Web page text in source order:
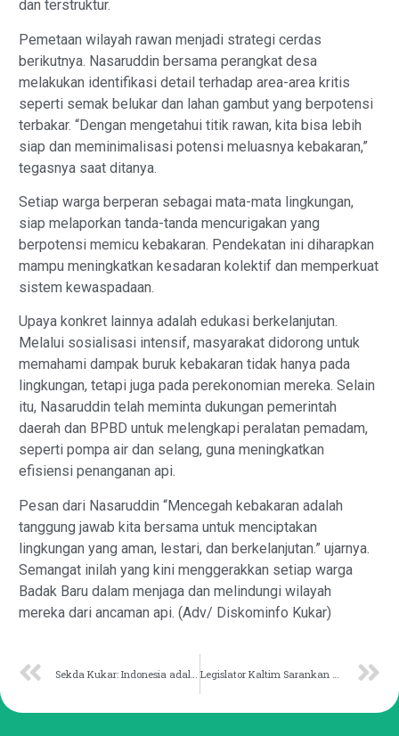
dan terstruktur.
Pemetaan wilayah rawan menjadi strategi cerdas
berikutnya. Nasaruddin bersama perangkat desa
melakukan identifikasi detail terhadap area-area kritis
seperti semak belukar dan lahan gambut yang berpotensi
terbakar. “Dengan mengetahui titik rawan, kita bisa lebih
siap dan meminimalisasi potensi meluasnya kebakaran,”
tegasnya saat ditanya.
Setiap warga berperan sebagai mata-mata lingkungan,
siap melaporkan tanda-tanda mencurigakan yang
berpotensi memicu kebakaran. Pendekatan ini diharapkan
mampu meningkatkan kesadaran kolektif dan memperkuat
sistem kewaspadaan.
Upaya konkret lainnya adalah edukasi berkelanjutan.
Melalui sosialisasi intensif, masyarakat didorong untuk
memahami dampak buruk kebakaran tidak hanya pada
lingkungan, tetapi juga pada perekonomian mereka. Selain
itu, Nasaruddin telah meminta dukungan pemerintah
daerah dan BPBD untuk melengkapi peralatan pemadam,
seperti pompa air dan selang, guna meningkatkan
efisiensi penanganan api.
Pesan dari Nasaruddin “Mencegah kebakaran adalah
tanggung jawab kita bersama untuk menciptakan
lingkungan yang aman, lestari, dan berkelanjutan.” ujarnya.
Semangat inilah yang kini menggerakkan setiap warga
Badak Baru dalam menjaga dan melindungi wilayah
mereka dari ancaman api. (Adv/ Diskominfo Kukar)